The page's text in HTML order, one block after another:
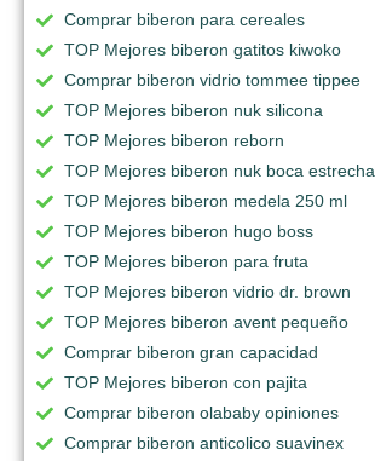
Comprar biberon para cereales
TOP Mejores biberon gatitos kiwoko
Comprar biberon vidrio tommee tippee
TOP Mejores biberon nuk silicona
TOP Mejores biberon reborn
TOP Mejores biberon nuk boca estrecha
TOP Mejores biberon medela 250 ml
TOP Mejores biberon hugo boss
TOP Mejores biberon para fruta
TOP Mejores biberon vidrio dr. brown
TOP Mejores biberon avent pequeño
Comprar biberon gran capacidad
TOP Mejores biberon con pajita
Comprar biberon olababy opiniones
Comprar biberon anticolico suavinex